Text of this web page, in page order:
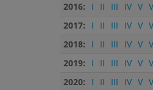
2016:
I II III IV V
2017:
I II III IV V
2018:
I II III IV V
2019:
I II III IV V
2020:
I II III IV V